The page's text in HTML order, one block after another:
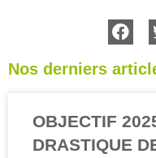
Nos derniers
OBJECTIF
DRASTIQUE